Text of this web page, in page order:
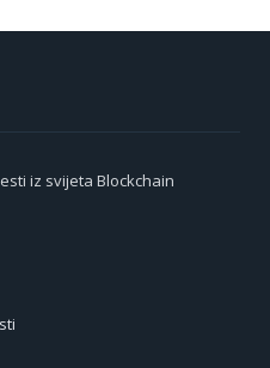
iz svijeta Blockchain